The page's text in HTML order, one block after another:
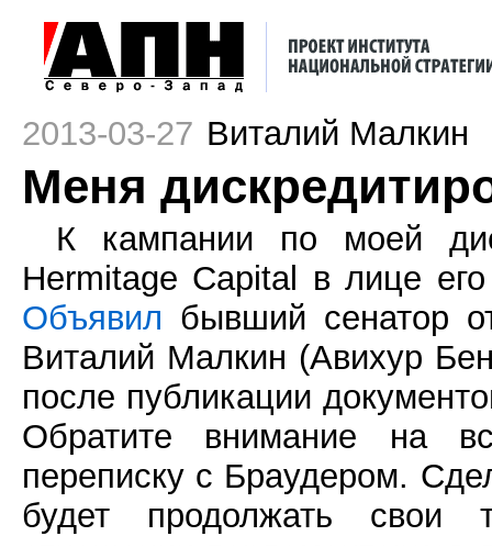
2013-03-27 Виталий Малкин
Меня
К кампании по моей
Hermitage Capital в лице
Объявил бывший сенатор
Виталий Малкин (Авихур
после публикации
Обратите внимание на
переписку с Браудером.
будет продолжать свои